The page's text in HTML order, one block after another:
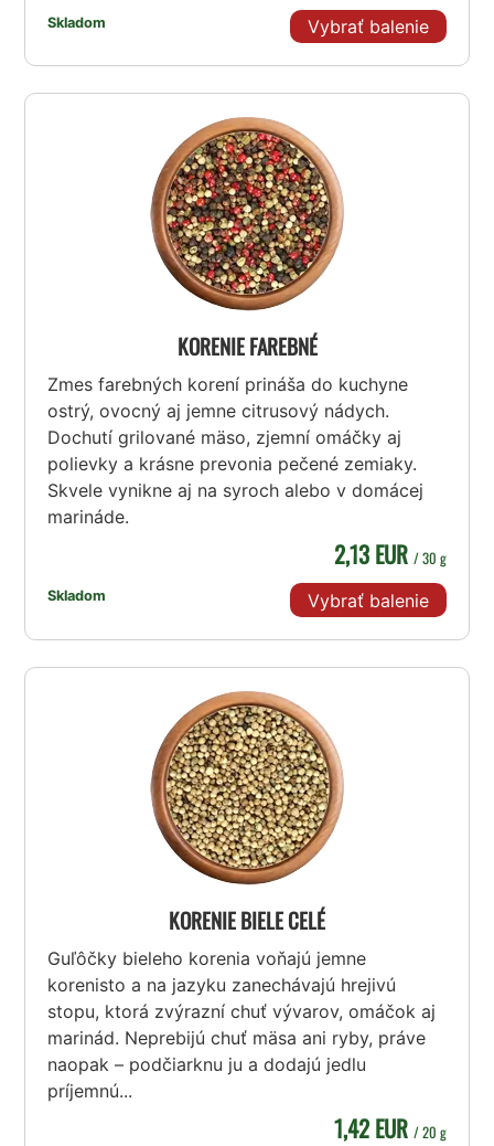
Skladom Vybrať balenie
KORENIE FAREBNÉ
Zmes farebných korení prináša do kuchyne
ostrý, ovocný aj jemne citrusový nádych.
Dochutí grilované mäso, zjemní omáčky aj
polievky a krásne prevonia pečené zemiaky.
Skvele vynikne aj na syroch alebo v domácej
marináde.
Skladom
2,13 EUR / 30 g
Vybrať balenie
KORENIE BIELE CELÉ
Guľôčky bieleho korenia voňajú jemne
korenisto a na jazyku zanechávajú hrejivú
stopu, ktorá zvýrazní chuť vývarov, omáčok aj
marinád. Neprebijú chuť mäsa ani ryby, práve
naopak – podčiarknu ju a dodajú jedlu
príjemnú...
1,42 EUR / 20 g